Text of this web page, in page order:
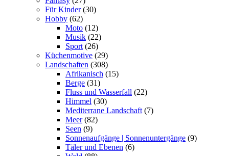
Für Kinder (30)
Hobby (62)
Moto (12)
Musik (22)
Sport (26)
Küchenmotive (29)
Landschaften (308)
Afrikanisch (15)
Berge (31)
Fluss und Wasserfall (22)
Himmel (30)
Mediterrane Landschaft (7)
Meer (82)
Seen (9)
Sonnenaufgänge | Sonnenuntergänge (9)
Täler und Ebenen (6)